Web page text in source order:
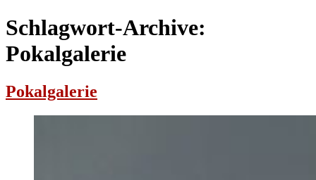
Schlagwort-Archive:
Pokalgalerie
Pokalgalerie